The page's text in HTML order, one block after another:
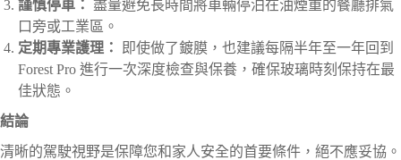
謹慎停車： 盡量避免長時間將車輛停泊在油煙重的餐廳排氣
口旁或工業區。
定期專業護理：
即使做了鍍膜，也建議每隔半年至一年回到
Forest Pro 進行一次深度檢查與保養，確保玻璃時刻保持在最
佳狀態。
結論
清晰的駕駛視野是保障您和家人安全的首要條件，絕不應妥協。